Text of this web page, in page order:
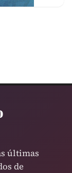
últimas
de